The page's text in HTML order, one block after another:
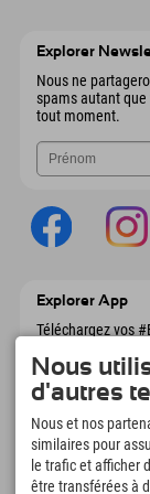
Explorer
Nous ne
spams autant
tout moment.
Explorer App
Téléchargez vos
réservations, liste
des restaurants
Téléchargez-le
L'heure des
Nous
d'autres
Nous et nos
similaires pour
le trafic et afficher
être transférées à